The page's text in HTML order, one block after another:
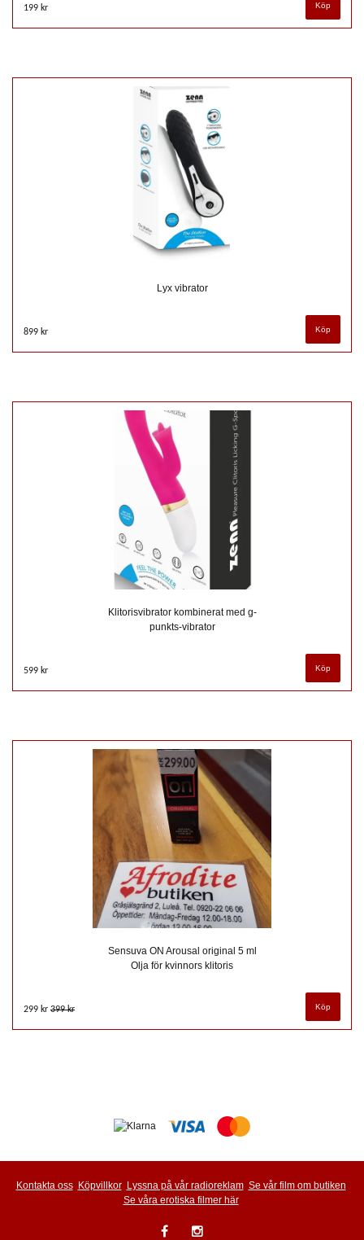
199 kr
Lyx vibrator
899 kr
Klitorisvibrator kombinerat med g-
punkts-vibrator
599 kr
Sensuva ON Arousal original 5 ml
Olja för kvinnors klitoris
299 kr 399 kr
Kontakta oss Köpvillkor Lyssna på vår radioreklam Se vår film om butiken
Se våra erotiska filmer här